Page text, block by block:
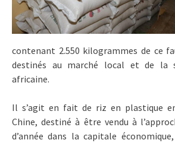
contenant 2.550 kilogrammes de ce
destinés au marché local et de la
africaine.
Il s’agit en fait de riz en plastique
Chine, destiné à être vendu à
d’année dans la capitale